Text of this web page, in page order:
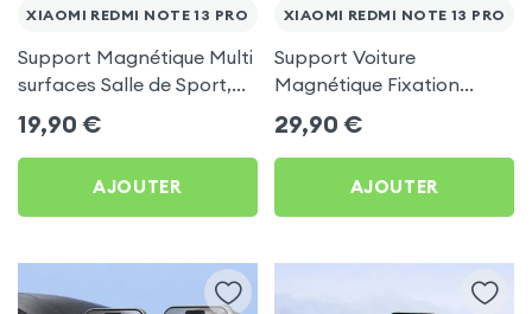
XIAOMI REDMI NOTE 13 PRO
Support Magnétique Multi
surfaces Salle de Sport,
frigo pour Xiaomi Redmi
Note 13 Pro
19,90 €
AJOUTER
XIAOMI REDMI NOTE 13 PRO
Support Voiture
Magnétique Fixation
Porte-gobelet pour
Xiaomi Redmi Note 13 Pro
29,90 €
AJOUTER